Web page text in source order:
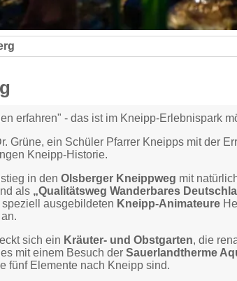
erfahren" - das ist im Kneipp-Erlebnispark
Grüne, ein Schüler Pfarrer Kneipps mit der
Kneipp-Historie.
in denOlsberger Kneippweg mit
als „Qualitätsweg Wanderbares
ausgebildeten Kneipp-Animateure
sich ein Kräuter- und Obstgarten, die
mit einem Besuch derSauerlandtherme
fünf Elemente nach Kneipp sind.